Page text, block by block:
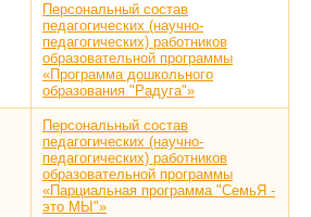
Персональный состав
педагогических (научно-
педагогических) работников
образовательной программы
«Программа дошкольного
образования "Радуга"»
Персональный состав
педагогических (научно-
педагогических) работников
образовательной программы
«Парциальная программа "СемьЯ -
это МЫ"»